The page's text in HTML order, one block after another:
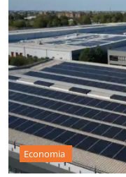
Economia